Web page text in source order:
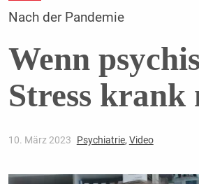
Nach der Pandemie
Wenn
Stress krank
10. März 2023 Psychiatrie, Video